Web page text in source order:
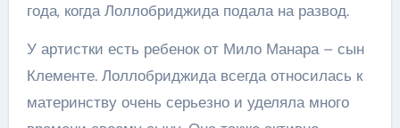
года, когда Лоллобриджида подала на развод.
У артистки есть ребенок от Мило Манара – сын
Клементе. Лоллобриджида всегда относилась к
материнству очень серьезно и уделяла много